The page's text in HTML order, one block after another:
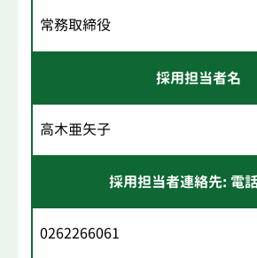
常務取締役
採用担当者名
高木亜矢子
採用担当者連絡先: 電
0262266061